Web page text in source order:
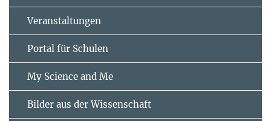
Veranstaltungen
Portal für Schulen
My Science and Me
Bilder aus der Wissenschaft